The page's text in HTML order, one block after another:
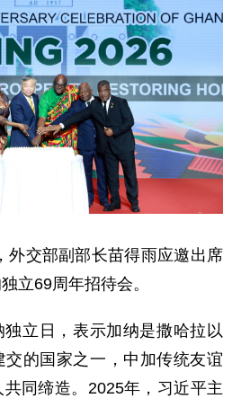
外交部副部长苗得雨应邀出席
立69周年招待会。
立日，表示加纳是撒哈拉以
的国家之一，中加传统友谊
同缔造。2025年，习近平主